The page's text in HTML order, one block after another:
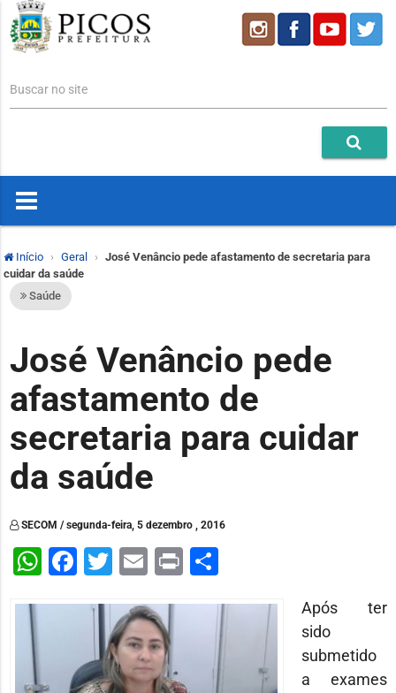
Buscar no site
Início Geral
José Venâncio pede afastamento de secretaria para
cuidar da saúde
Saúde
José Venâncio pede
afastamento de
secretaria para cuidar
da saúde
SECOM / segunda-feira, 5 dezembro , 2016
WhatsApp
Facebook
Twitter
Email
PrintShare
Após ter
sido
submetido
a exames